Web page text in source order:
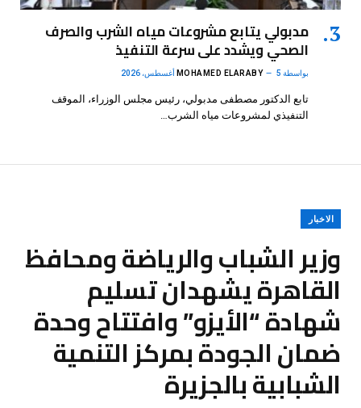
مدبولي يتابع مشروعات مياه الشرب والصرف
الصحي ويشدد على سرعة التنفيذ
بواسطة MOHAMED ELARABY 5 أغسطس، 2026
تابع الدكتور مصطفى مدبولي، رئيس مجلس الوزراء، الموقف
التنفيذي لمشروعات مياه الشرب…
الاخبار
وزير الشباب والرياضة ومحافظ
القاهرة يشهدان تسليم
شهادة “الأيزو” وافتتاح وحدة
ضمان الجودة بمركز التنمية
الشبابية بالجزيرة